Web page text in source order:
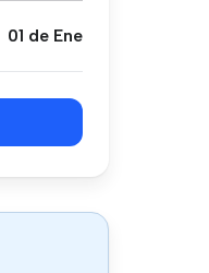
01 de Ene